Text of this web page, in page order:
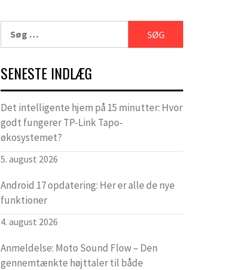
efter:
SENESTE INDLÆG
Det intelligente hjem på 15 minutter: Hvor
godt fungerer TP-Link Tapo-
økosystemet?
5. august 2026
Android 17 opdatering: Her er alle de nye
funktioner
4. august 2026
Anmeldelse: Moto Sound Flow – Den
gennemtænkte højttaler til både